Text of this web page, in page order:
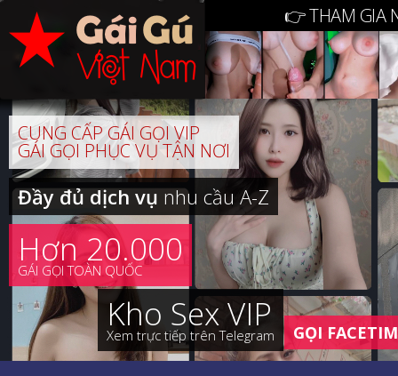
👉 THAM GIA
CUNG CẤP GÁI GỌI VIP
GÁI GỌI PHỤC VỤ TẬN NƠI
Đầy đủ dịch vụnhu cầu A-Z
Hơn 20.000
GÁI GỌI TOÀN QUỐC
Kho Sex VIP
Xem trực tiếp trên Telegram GỌI